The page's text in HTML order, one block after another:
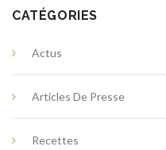
CATÉGORIES
Actus
Articles De Presse
Recettes